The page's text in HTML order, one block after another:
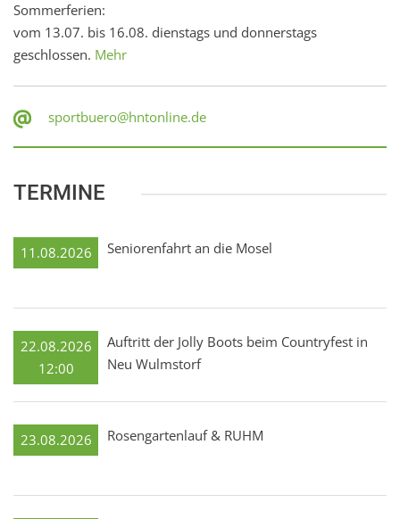
Sommerferien:
vom 13.07. bis 16.08. dienstags und donnerstags
geschlossen. Mehr
sportbuero@hntonline.de
TERMINE
11.08.2026 Seniorenfahrt an die Mosel
22.08.2026
12:00
Auftritt der Jolly Boots beim Countryfest in
Neu Wulmstorf
23.08.2026 Rosengartenlauf & RUHM